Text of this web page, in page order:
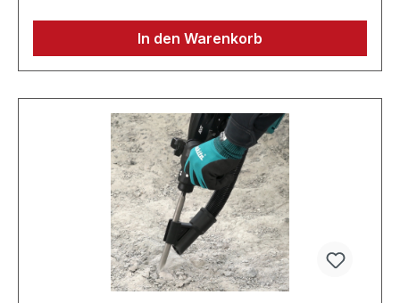
In den Warenkorb